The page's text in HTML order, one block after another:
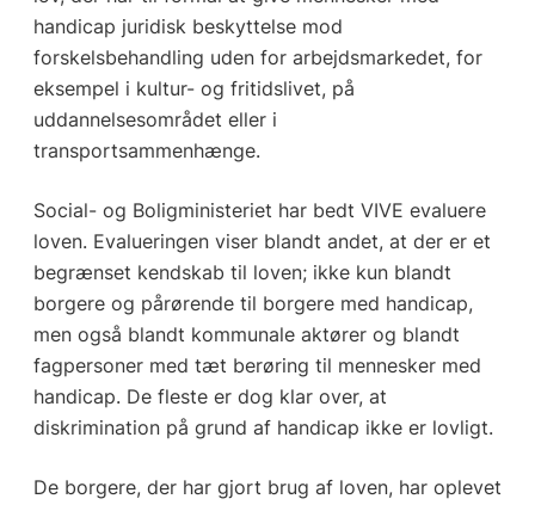
handicap juridisk beskyttelse mod
forskelsbehandling uden for arbejdsmarkedet, for
eksempel i kultur- og fritidslivet, på
uddannelsesområdet eller i
transportsammenhænge.
Social- og Boligministeriet har bedt VIVE evaluere
loven. Evalueringen viser blandt andet, at der er et
begrænset kendskab til loven; ikke kun blandt
borgere og pårørende til borgere med handicap,
men også blandt kommunale aktører og blandt
fagpersoner med tæt berøring til mennesker med
handicap. De fleste er dog klar over, at
diskrimination på grund af handicap ikke er lovligt.
De borgere, der har gjort brug af loven, har oplevet